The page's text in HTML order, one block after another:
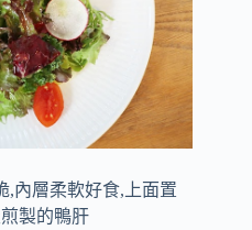
,內層柔軟好食,上面置
製的鴨肝